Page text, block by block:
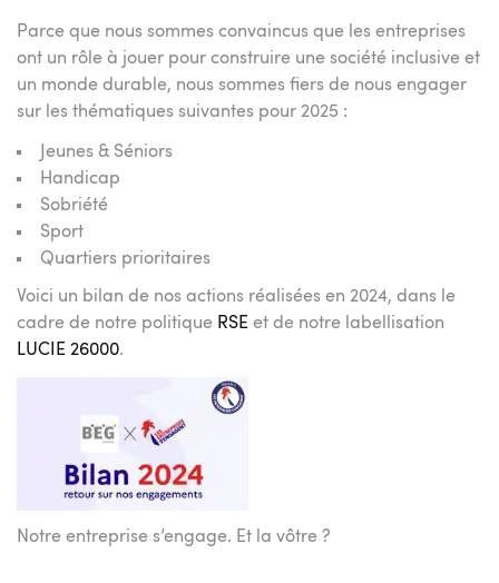
Parce que nous sommes convaincus que les entreprises
ont un rôle à jouer pour construire une société inclusive et
un monde durable, nous sommes fiers de nous engager
sur les thématiques suivantes pour 2025 :
Jeunes & Séniors
Handicap
Sobriété
Sport
Quartiers prioritaires
Voici un bilan de nos actions réalisées en 2024, dans le
cadre de notre politique RSE et de notre labellisation
LUCIE 26000.
Notre entreprise s’engage. Et la vôtre ?